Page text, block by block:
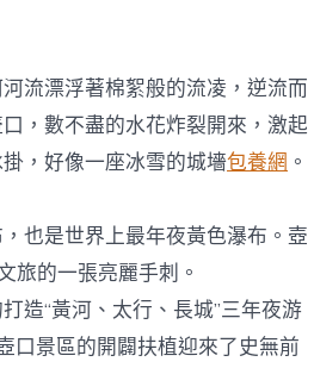
流漂浮著棉絮般的流凌，逆流而
，數不盡的水花炸裂開來，激起
，好像一座冰雪的城墻包養網 。
也是世界上最年夜黃色瀑布。壺
旅的一張亮麗手刺。
“黃河、太行、長城”三年夜游
口景區的開闢扶植迎來了史無前